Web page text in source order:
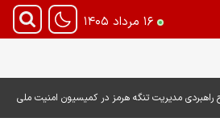
۱۶ مرداد ۱۴۰۵
مدیریت تنگه هرمز در کمیسیون امنیت ملی